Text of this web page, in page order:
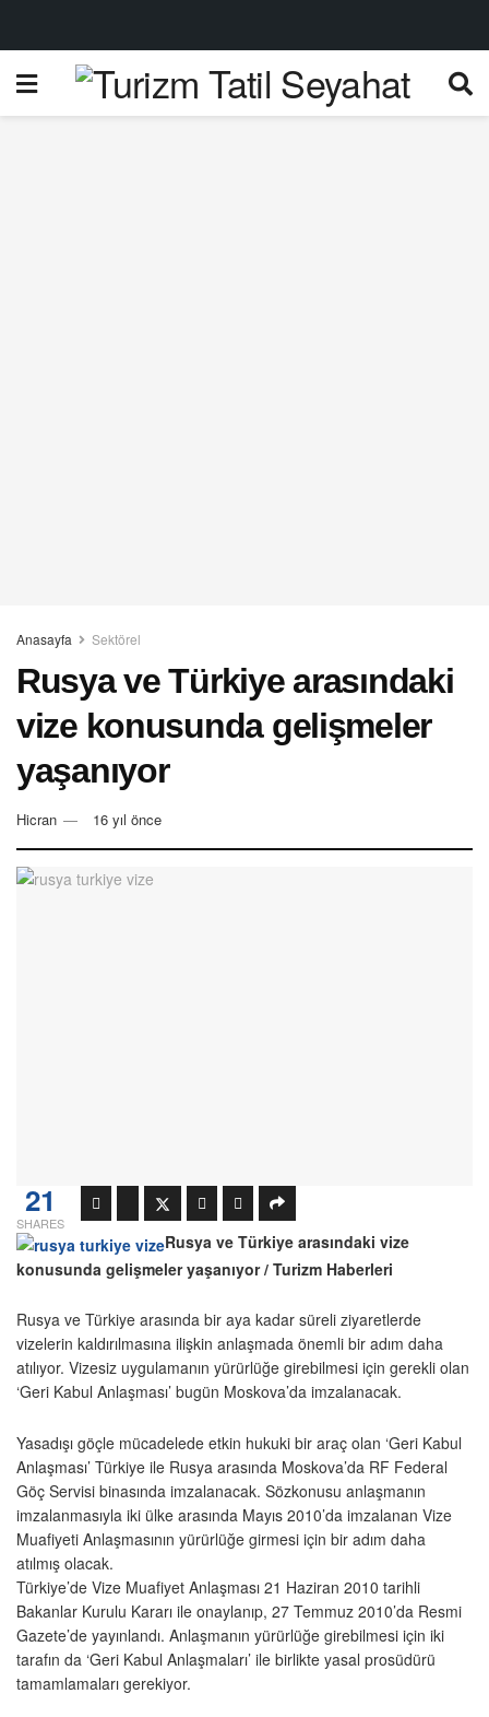
Anasayfa Sektörel
Rusya ve Türkiye arasındaki
vize konusunda gelişmeler
yaşanıyor
Hicran 16 yıl önce
21
SHARES
Rusya ve Türkiye arasındaki vize
konusunda gelişmeler yaşanıyor / Turizm Haberleri
Rusya ve Türkiye arasında bir aya kadar süreli ziyaretlerde
vizelerin kaldırılmasına ilişkin anlaşmada önemli bir adım daha
atılıyor. Vizesiz uygulamanın yürürlüğe girebilmesi için gerekli olan
‘Geri Kabul Anlaşması’ bugün Moskova’da imzalanacak.
Yasadışı göçle mücadelede etkin hukuki bir araç olan ‘Geri Kabul
Anlaşması’ Türkiye ile Rusya arasında Moskova’da RF Federal
Göç Servisi binasında imzalanacak. Sözkonusu anlaşmanın
imzalanmasıyla iki ülke arasında Mayıs 2010’da imzalanan Vize
Muafiyeti Anlaşmasının yürürlüğe girmesi için bir adım daha
atılmış olacak.
Türkiye’de Vize Muafiyet Anlaşması 21 Haziran 2010 tarihli
Bakanlar Kurulu Kararı ile onaylanıp, 27 Temmuz 2010’da Resmi
Gazete’de yayınlandı. Anlaşmanın yürürlüğe girebilmesi için iki
tarafın da ‘Geri Kabul Anlaşmaları’ ile birlikte yasal prosüdürü
tamamlamaları gerekiyor.